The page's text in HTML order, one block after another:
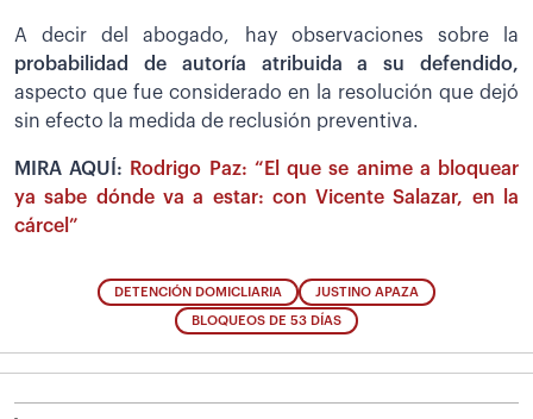
A decir del abogado, hay observaciones sobre la
probabilidad de autoría atribuida a su defendido,
aspecto que fue considerado en la resolución que dejó
sin efecto la medida de reclusión preventiva.
MIRA AQUÍ:
Rodrigo Paz: “El que se anime a bloquear
ya sabe dónde va a estar: con Vicente Salazar, en la
cárcel”
DETENCIÓN DOMICLIARIA JUSTINO APAZA
BLOQUEOS DE 53 DÍAS